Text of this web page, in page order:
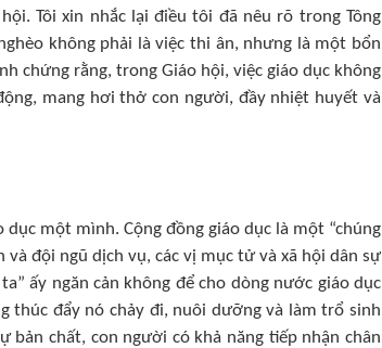
Tôi xin nhắc lại điều tôi đã nêu rõ trong Tông
không phải là việc thi ân, nhưng là một bổn
chứng rằng, trong Giáo hội, việc giáo dục không
mang hơi thở con người, đầy nhiệt huyết và
một mình. Cộng đồng giáo dục là một “chúng
đội ngũ dịch vụ, các vị mục tử và xã hội dân sự
ấy ngăn cản không để cho dòng nước giáo dục
thúc đẩy nó chảy đi, nuôi dưỡng và làm trổ sinh
chất, con người có khả năng tiếp nhận chân